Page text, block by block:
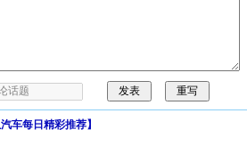
车每日精彩推荐】